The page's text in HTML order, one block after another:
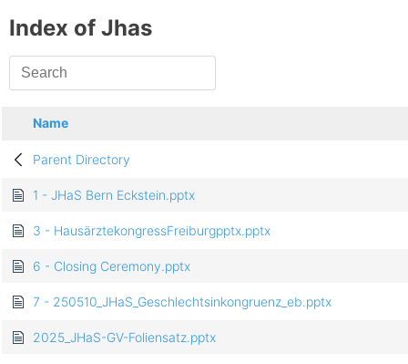
Index of Jhas
Name
Parent Directory
1 - JHaS Bern Eckstein.pptx
3 - HausärztekongressFreiburgpptx.pptx
6 - Closing Ceremony.pptx
7 - 250510_JHaS_Geschlechtsinkongruenz_eb.pptx
2025_JHaS-GV-Foliensatz.pptx